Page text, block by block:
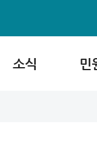
소식 민